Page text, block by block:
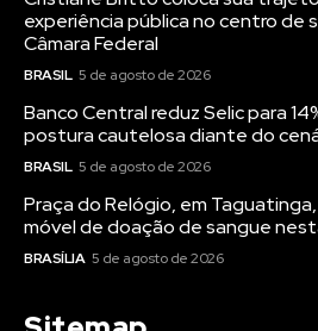
experiência pública no centro de
Câmara Federal
BRASIL 5 de agosto de 2026
Banco Central reduz Selic para
postura cautelosa diante do
BRASIL 5 de agosto de 2026
Praça do Relógio, em
móvel de doação de sangue
BRASÍLIA 5 de agosto de 2026